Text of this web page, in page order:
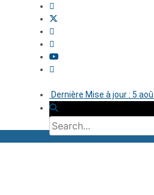
Dernière Mise à jour : 5